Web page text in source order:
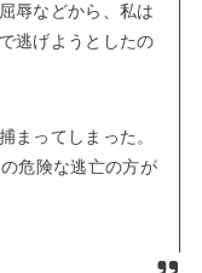
辱などから、私は
逃げようとしたの
まってしまった。
危険な逃亡の方が